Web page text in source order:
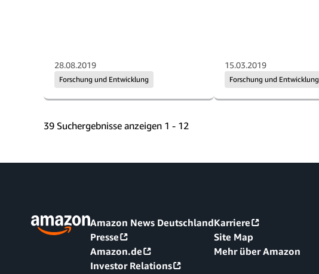
Forschung und Entwicklung
28.08.2019
Forschung und Entwicklung
15.03.2019
39 Suchergebnisse anzeigen 1 - 12
Amazon News Deutschland
Presse
Amazon.de
Investor Relations
Karriere
Site Map
Mehr über Amazon